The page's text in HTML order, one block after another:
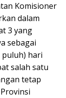
Komisioner
dalam
3 yang
sebagai
puluh) hari
salah satu
tetap